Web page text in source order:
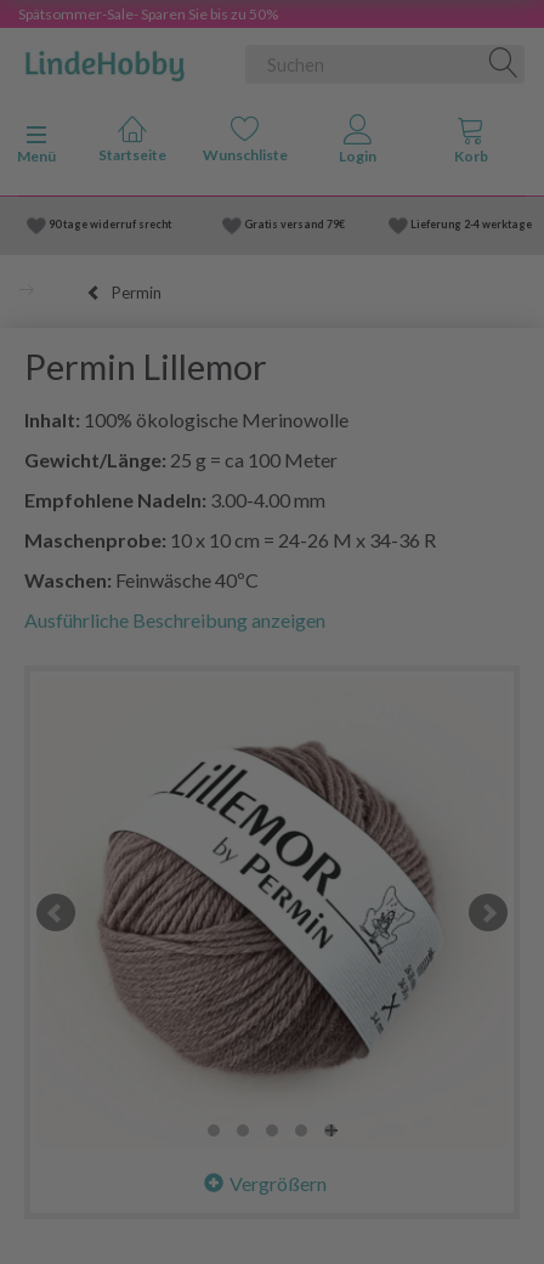
Spätsommer-Sale- Sparen Sie bis zu 50%
Anzeige ändern
Menü
90 tage widerruf srecht Gratis versand 79€ Lieferung 2-4 werktage
Permin
Permin Lillemor
Inhalt: 100% ökologische Merinowolle
Gewicht/Länge: 25 g = ca 100 Meter
Empfohlene Nadeln: 3.00-4.00 mm
Maschenprobe: 10 x 10 cm = 24-26 M x 34-36 R
Waschen: Feinwäsche 40ºC
Ausführliche Beschreibung anzeigen
Vergrößern